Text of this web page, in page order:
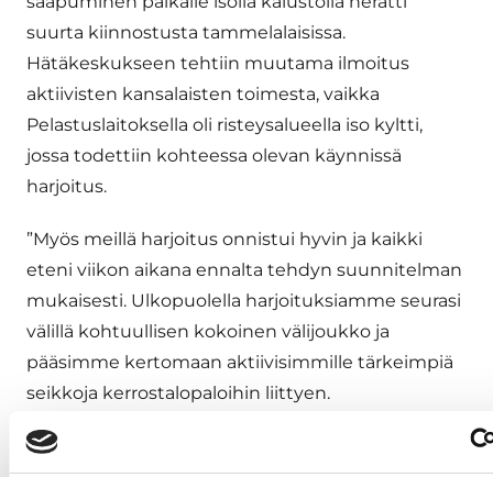
suurta kiinnostusta tammelalaisissa.
Hätäkeskukseen tehtiin muutama ilmoitus
aktiivisten kansalaisten toimesta, vaikka
Pelastuslaitoksella oli risteysalueella iso kyltti,
jossa todettiin kohteessa olevan käynnissä
harjoitus.
”Myös meillä harjoitus onnistui hyvin ja kaikki
eteni viikon aikana ennalta tehdyn suunnitelman
mukaisesti. Ulkopuolella harjoituksiamme seurasi
välillä kohtuullisen kokoinen välijoukko ja
pääsimme kertomaan aktiivisimmille tärkeimpiä
seikkoja kerrostalopaloihin liittyen.
hyvästä kansalaisaktiivisuudesta. Vaikka